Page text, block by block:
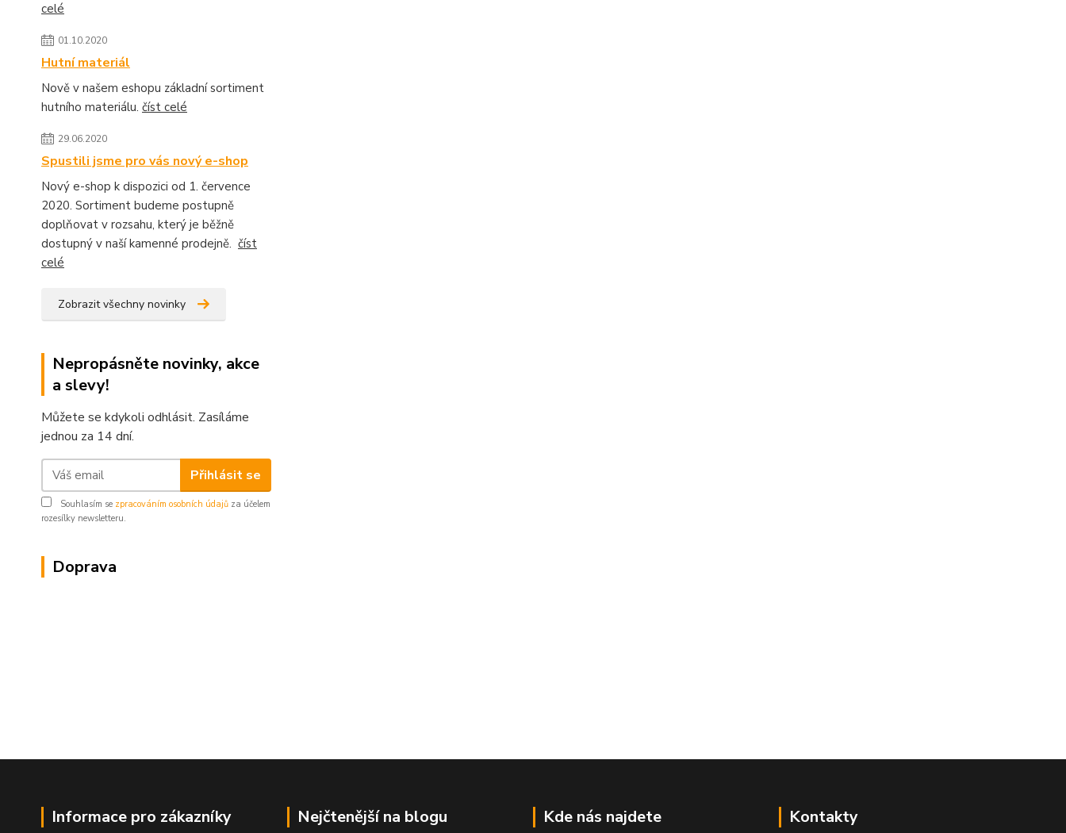
celé
01.10.2020
Hutní materiál
Nově v našem eshopu základní sortiment
hutního materiálu. číst celé
29.06.2020
Spustili jsme pro vás nový e-shop
Nový e-shop k dispozici od 1. července
2020. Sortiment budeme postupně
doplňovat v rozsahu, který je běžně
dostupný v naší kamenné prodejně. číst
celé
Zobrazit všechny novinky
Nepropásněte novinky, akce
a slevy!
Můžete se kdykoli odhlásit. Zasíláme
jednou za 14 dní.
Přihlásit se
Souhlasím se zpracováním osobních údajů za účelem
rozesílky newsletteru.
Doprava
Informace pro zákazníky Nejčtenější na blogu Kde nás najdete Kontakty